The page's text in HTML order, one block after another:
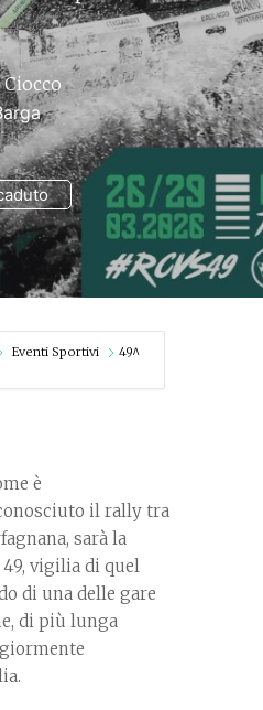
Eventi Sportivi
49^
è
il rally tra
sarà la
vigilia di quel
di una delle gare
di più lunga